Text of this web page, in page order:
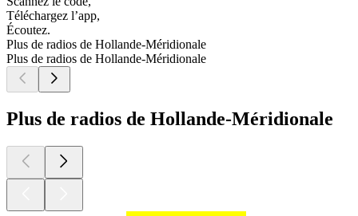
Téléchargez l’app,
Écoutez.
Plus de radios de Hollande-Méridionale
Plus de radios de Hollande-Méridionale
Plus de radios de Hollande-Méridionale